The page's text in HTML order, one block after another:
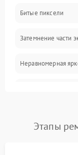
Механические
Программное
Сеть и
Битые пиксели
Затемнение части
Неравномерная
Этапы